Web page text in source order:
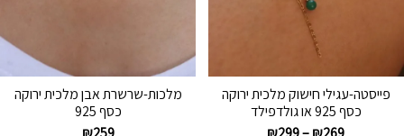
פייסטה-עגילי חישוק מלכית ירוקה
כסף 925 או גולדפילד
מלכות-שרשרת אבן מלכית ירוקה
כסף 925